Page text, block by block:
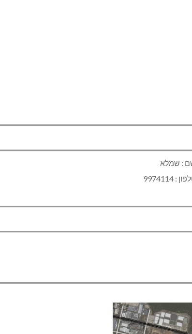
: שמלא
: 9974114